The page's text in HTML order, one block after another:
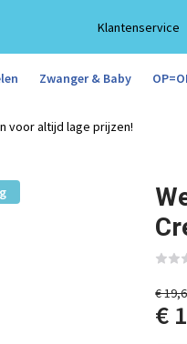
Klantenservice
Zwanger & Baby
voor altijd lage prijzen!
€
€